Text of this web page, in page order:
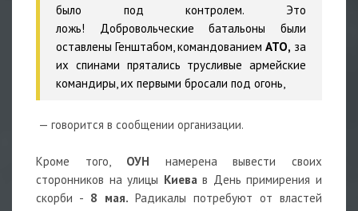
было под контролем. Это
ложь! Добровольческие батальоны были
оставлены Генштабом, командованием АТО, за
их спинами прятались трусливые армейские
командиры, их первыми бросали под огонь,
— говорится в сообщении организации.
Кроме того, ОУН намерена вывести своих
сторонников на улицы Киева в День примирения и
скорби - 8 мая. Радикалы потребуют от властей